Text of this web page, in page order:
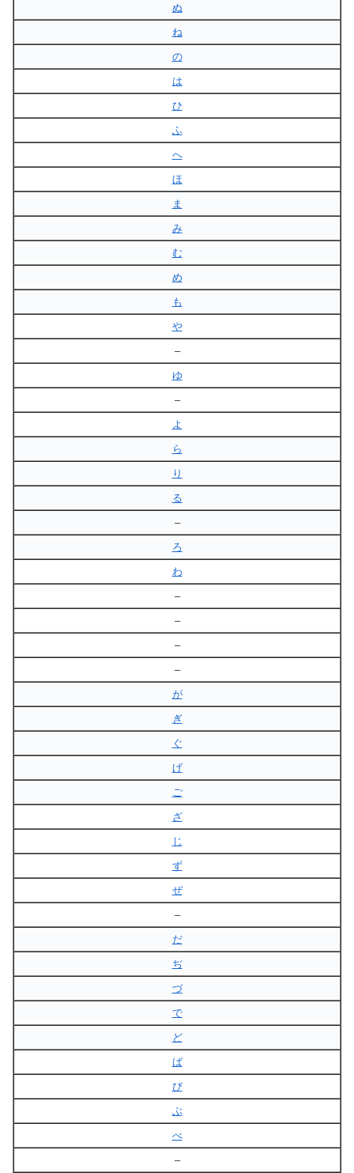
ぬ
ね
の
は
ひ
ふ
へ
ほ
ま
み
む
め
も
や
–
ゆ
–
よ
ら
り
る
–
ろ
わ
–
–
–
–
が
ぎ
ぐ
げ
ご
ざ
じ
ず
ぜ
–
だ
ぢ
づ
で
ど
ば
び
ぶ
べ
–